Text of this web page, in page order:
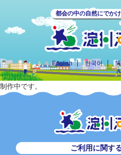
都会の中の自然にでか
English 한국어
制作中です。
ご利用に関す